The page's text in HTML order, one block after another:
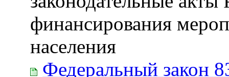
финансирования
населения
Федеральный закон